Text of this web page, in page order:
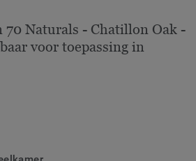
Naturals - Chatillon Oak -
voor toepassing in